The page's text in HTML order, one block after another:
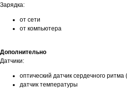
Зарядка:
от сети
от компьютера
Дополнительно
Датчики:
оптический датчик сердечного ритма
датчик температуры